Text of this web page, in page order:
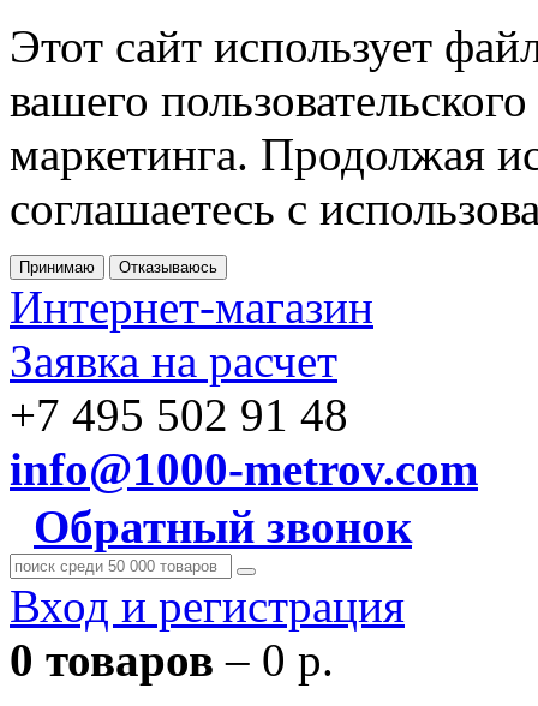
Этот сайт использует
вашего
маркетинга. Продолжая
соглашаетесь с
Принимаю Отказываюсь
Интернет-магазин
Заявка на расчет
+7 495 502 91 48
info@1000-metrov.com
Обратный звонок
Вход и регистрация
0 товаров – 0 р.